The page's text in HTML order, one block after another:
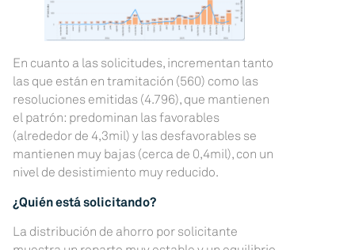
En cuanto a las solicitudes, incrementan tanto
las que están en tramitación (560) como las
resoluciones emitidas (4.796), que mantienen
el patrón: predominan las favorables
(alrededor de 4,3mil) y las desfavorables se
mantienen muy bajas (cerca de 0,4mil), con un
nivel de desistimiento muy reducido.
¿Quién está solicitando?
La distribución de ahorro por solicitante